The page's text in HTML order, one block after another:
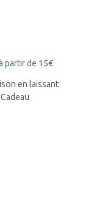
partir de 15€
en laissant